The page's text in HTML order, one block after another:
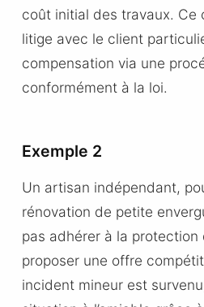
coût initial des travaux. Ce
litige avec le client
compensation via une
conformément à la loi.
Exemple 2
Un artisan indépendant,
rénovation de petite
pas adhérer à la
proposer une offre
incident mineur est